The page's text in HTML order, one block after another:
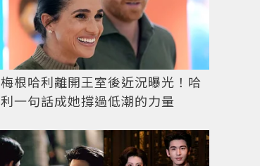
梅根哈利離開王室後近況曝光！哈
利一句話成她撐過低潮的力量